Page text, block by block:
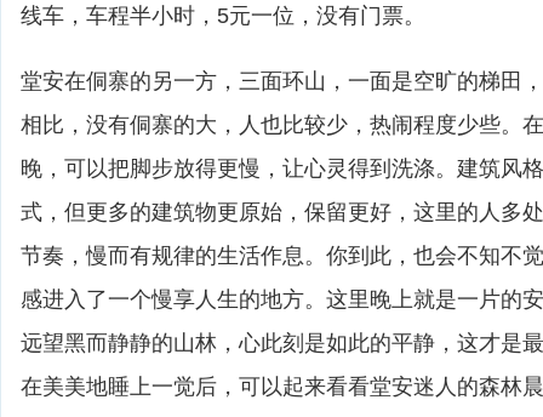
线车，车程半小时，5元一位，没有门票。
堂安在侗寨的另一方，三面环山，一面是空旷的梯田
相比，没有侗寨的大，人也比较少，热闹程度少些。
晚，可以把脚步放得更慢，让心灵得到洗涤。建筑风
式，但更多的建筑物更原始，保留更好，这里的人多
节奏，慢而有规律的生活作息。你到此，也会不知不
感进入了一个慢享人生的地方。这里晚上就是一片的
远望黑而静静的山林，心此刻是如此的平静，这才是
在美美地睡上一觉后，可以起来看看堂安迷人的森林